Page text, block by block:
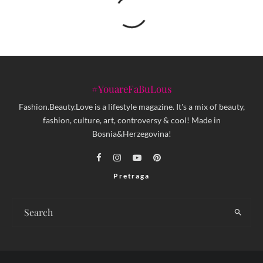
#YouareFaBuLous
Fashion.Beauty.Love is a lifestyle magazine. It's a mix of beauty,
fashion, culture, art, controversy & cool! Made in
Bosnia&Herzegovina!
Pretraga